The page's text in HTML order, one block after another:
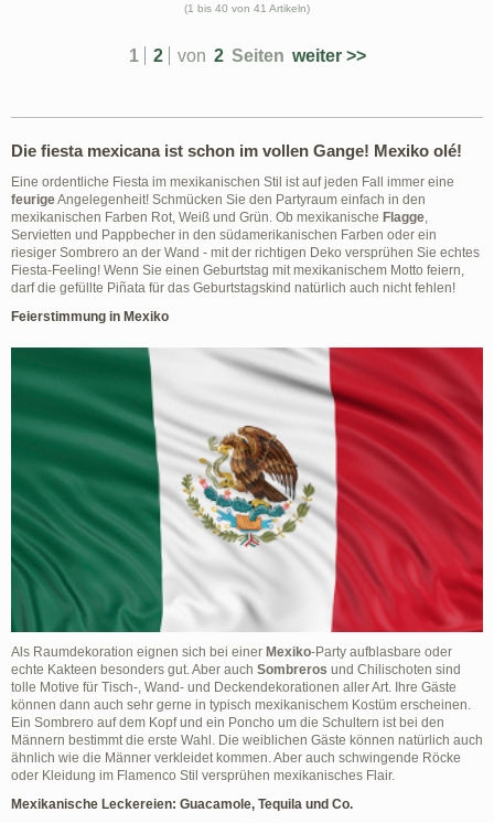
(1 bis 40 von 41 Artikeln)
1 2 von 2 Seiten weiter >>
Die fiesta mexicana ist schon im vollen Gange! Mexiko olé!
Eine ordentliche Fiesta im mexikanischen Stil ist auf jeden Fall immer eine
feurigeAngelegenheit! Schmücken Sie den Partyraum einfach in den
mexikanischen Farben Rot, Weiß und Grün. Ob mexikanische Flagge
Servietten und Pappbecher in den südamerikanischen Farben oder ein
riesiger Sombrero an der Wand - mit der richtigen Deko versprühen Sie echtes
Fiesta-Feeling! Wenn Sie einen Geburtstag mit mexikanischem Motto feiern,
darf die gefüllte Piñata für das Geburtstagskind natürlich auch nicht fehlen!
Feierstimmung in Mexiko
Als Raumdekoration eignen sich bei einer Mexiko-Party aufblasbare oder
echte Kakteen besonders gut. Aber auch Sombreros und Chilischoten sind
tolle Motive für Tisch-, Wand- und Deckendekorationen aller Art. Ihre Gäste
können dann auch sehr gerne in typisch mexikanischem Kostüm erscheinen.
Ein Sombrero auf dem Kopf und ein Poncho um die Schultern ist bei den
Männern bestimmt die erste Wahl. Die weiblichen Gäste können natürlich auch
ähnlich wie die Männer verkleidet kommen. Aber auch schwingende Röcke
oder Kleidung im Flamenco Stil versprühen mexikanisches Flair.
Mexikanische Leckereien: Guacamole, Tequila und Co.